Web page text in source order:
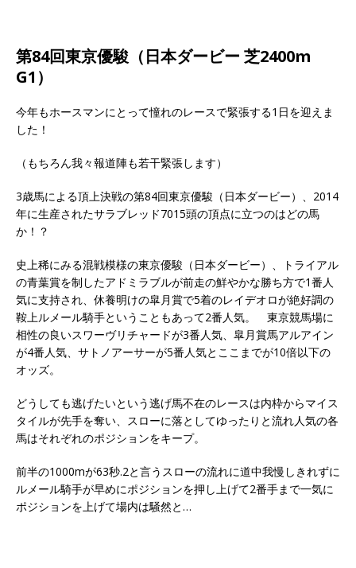
第84回東京優駿（日本ダービー 芝2400m
G1）
今年もホースマンにとって憧れのレースで緊張する1日を迎えま
した！
（もちろん我々報道陣も若干緊張します）
3歳馬による頂上決戦の第84回東京優駿（日本ダービー）、2014
年に生産されたサラブレッド7015頭の頂点に立つのはどの馬
か！？
史上稀にみる混戦模様の東京優駿（日本ダービー）、トライアル
の青葉賞を制したアドミラブルが前走の鮮やかな勝ち方で1番人
気に支持され、休養明けの皐月賞で5着のレイデオロが絶好調の
鞍上ルメール騎手ということもあって2番人気。 東京競馬場に
相性の良いスワーヴリチャードが3番人気、皐月賞馬アルアイン
が4番人気、サトノアーサーが5番人気とここまでが10倍以下の
オッズ。
どうしても逃げたいという逃げ馬不在のレースは内枠からマイス
タイルが先手を奪い、スローに落としてゆったりと流れ人気の各
馬はそれぞれのポジションをキープ。
前半の1000mが63秒.2と言うスローの流れに道中我慢しきれずに
ルメール騎手が早めにポジションを押し上げて2番手まで一気に
ポジションを上げて場内は騒然と…